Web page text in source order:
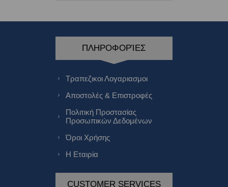
ΠΛΗΡΟΦΟΡΊΕΣ
Τραπεζικοι Λογαριασμοι
Αποστολές & Επιστροφές
Πολιτική Προστασίας
Προσωπικών Δεδομένων
Όροι Χρήσης
Η Εταιρία
CUSTOMER SERVICES